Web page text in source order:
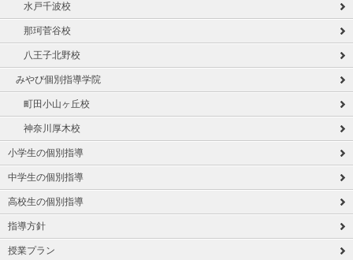
水戸千波校
那珂菅谷校
八王子北野校
みやび個別指導学院
町田小山ヶ丘校
神奈川厚木校
小学生の個別指導
中学生の個別指導
高校生の個別指導
指導方針
授業プラン